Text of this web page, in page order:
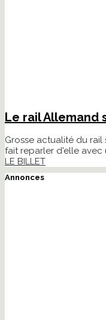
Le rail Allemand
Grosse actualité du rail
fait reparler d'elle avec
LE BILLET
Annonces